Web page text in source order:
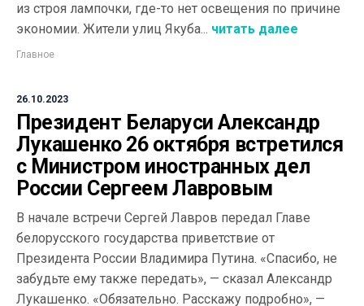
из строя лампочки, где-то нет освещения по причине
экономии. Жители улиц Якуба... читать далее
Главное
26.10.2023
Президент Беларуси Александр
Лукашенко 26 октября встретился
с Министром иностранных дел
России Сергеем Лавровым
В начале встречи Сергей Лавров передал Главе
белорусского государства приветствие от
Президента России Владимира Путина. «Спасибо, не
забудьте ему также передать», — сказал Александр
Лукашенко. «Обязательно. Расскажу подробно», —